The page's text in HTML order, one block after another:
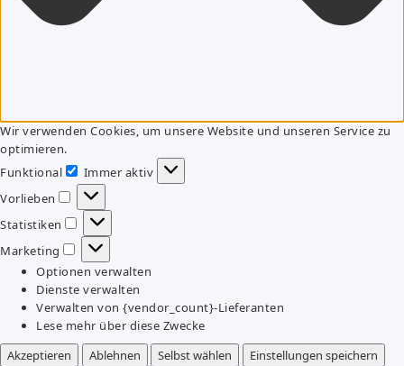
Wir verwenden Cookies, um unsere Website und unseren Service zu
optimieren.
Funktional
Funktional
Immer aktiv
Vorlieben
Vorlieben
Statistiken
Statistiken
Marketing
Marketing
Optionen verwalten
Dienste verwalten
Verwalten von {vendor_count}-Lieferanten
Lese mehr über diese Zwecke
Akzeptieren
Ablehnen Selbst wählen
Einstellungen speichern